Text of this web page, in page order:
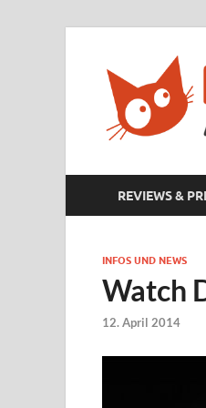
REVIEWS &
INFOS UND NEWS
Watch
12. April 2014